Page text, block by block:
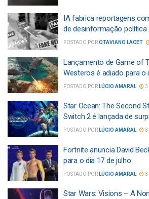
IA fabrica reportagens
de desinformação política
POSTADO POROTAVIANO LACET
Lançamento de Game of
Westeros é adiado para o
POSTADO POR LÚCIO AMARAL 3
Star Ocean: The Second
Switch 2 é lançada de
POSTADO POR LÚCIO AMARAL 3
Fortnite anuncia David
para o dia 17 de julho
POSTADO POR LÚCIO AMARAL 3
Star Wars: Visions – A